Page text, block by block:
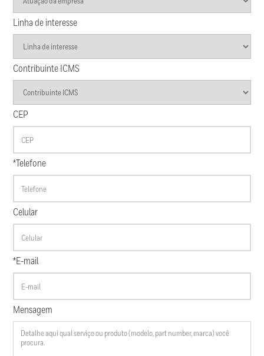
Linha de interesse
Contribuinte ICMS
CEP
*Telefone
Celular
*E-mail
Mensagem